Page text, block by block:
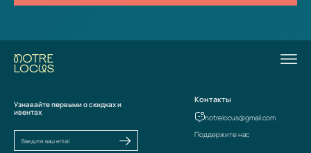
Узнавайте первыми о скидках и
ивентах
Контакты
notrelocus@gmail.com
Поддержите нас